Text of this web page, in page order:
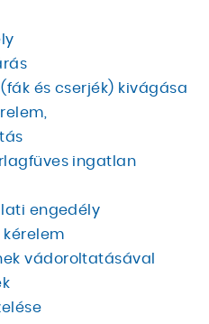
és cserjék) kivágása
ingatlan
engedély
kérelem
vádoroltatásával